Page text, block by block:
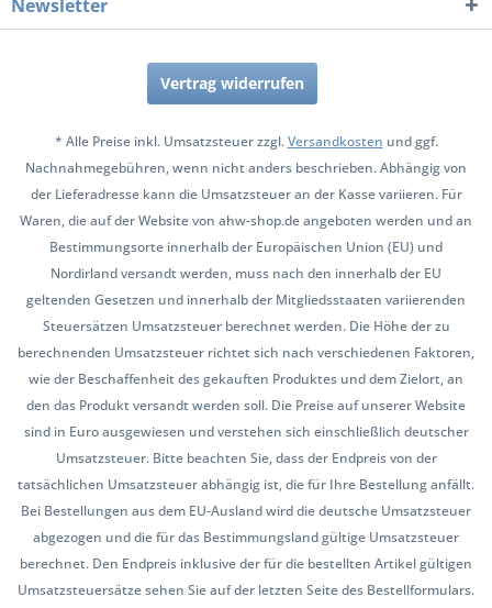
Newsletter
Vertrag widerrufen
* Alle Preise inkl. Umsatzsteuer zzgl.Versandkosten und ggf.
Nachnahmegebühren, wenn nicht anders beschrieben. Abhängig von
der Lieferadresse kann die Umsatzsteuer an der Kasse variieren. Für
Waren, die auf der Website von ahw-shop.de angeboten werden und an
Bestimmungsorte innerhalb der Europäischen Union (EU) und
Nordirland versandt werden, muss nach den innerhalb der EU
geltenden Gesetzen und innerhalb der Mitgliedsstaaten variierenden
Steuersätzen Umsatzsteuer berechnet werden. Die Höhe der zu
berechnenden Umsatzsteuer richtet sich nach verschiedenen Faktoren,
wie der Beschaffenheit des gekauften Produktes und dem Zielort, an
den das Produkt versandt werden soll. Die Preise auf unserer Website
sind in Euro ausgewiesen und verstehen sich einschließlich deutscher
Umsatzsteuer. Bitte beachten Sie, dass der Endpreis von der
tatsächlichen Umsatzsteuer abhängig ist, die für Ihre Bestellung anfällt.
Bei Bestellungen aus dem EU-Ausland wird die deutsche Umsatzsteuer
abgezogen und die für das Bestimmungsland gültige Umsatzsteuer
berechnet. Den Endpreis inklusive der für die bestellten Artikel gültigen
Umsatzsteuersätze sehen Sie auf der letzten Seite des Bestellformulars.